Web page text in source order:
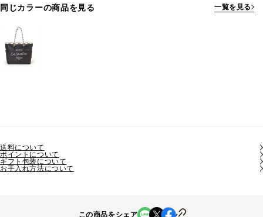
同じカラーの商品を見る 一覧を見る
送料について
ポイントについて
ギフト包装について
お手入れ方法について
この商品をシェア